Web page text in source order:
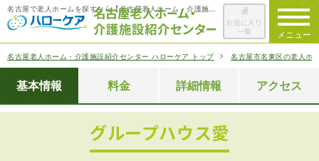
メニュー
お気に入り
一覧
ハローケアについて
老人ホームを 検索する
名古屋老人ホーム・介護施設紹介センター ハローケア トップ 名古屋市名東区の老人ホ
基本情報 料金 詳細情報 アクセス
グループハウス愛